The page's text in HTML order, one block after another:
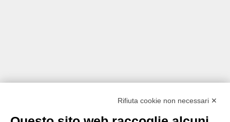
Rifiuta cookie non necessari ✕